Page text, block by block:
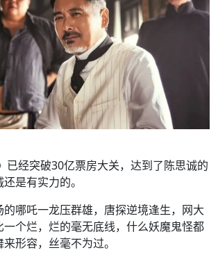
已经突破30亿票房大关，达到了陈思诚的
是有实力的。
的哪吒一龙压群雄，唐探逆境逢生，网大
个烂，烂的毫无底线，什么妖魔鬼怪都
形容，丝毫不为过。